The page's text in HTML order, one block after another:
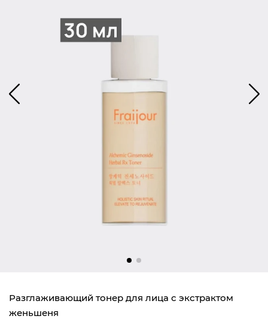
Разглаживающий тонер для лица с экстрактом
женьшеня